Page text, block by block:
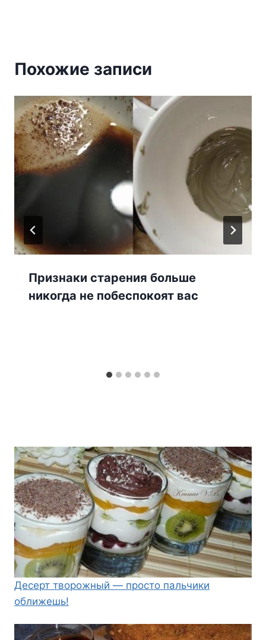
Похожие записи
Признаки старения больше
никогда не побеспокоят вас
Десерт творожный — просто пальчики
оближешь!